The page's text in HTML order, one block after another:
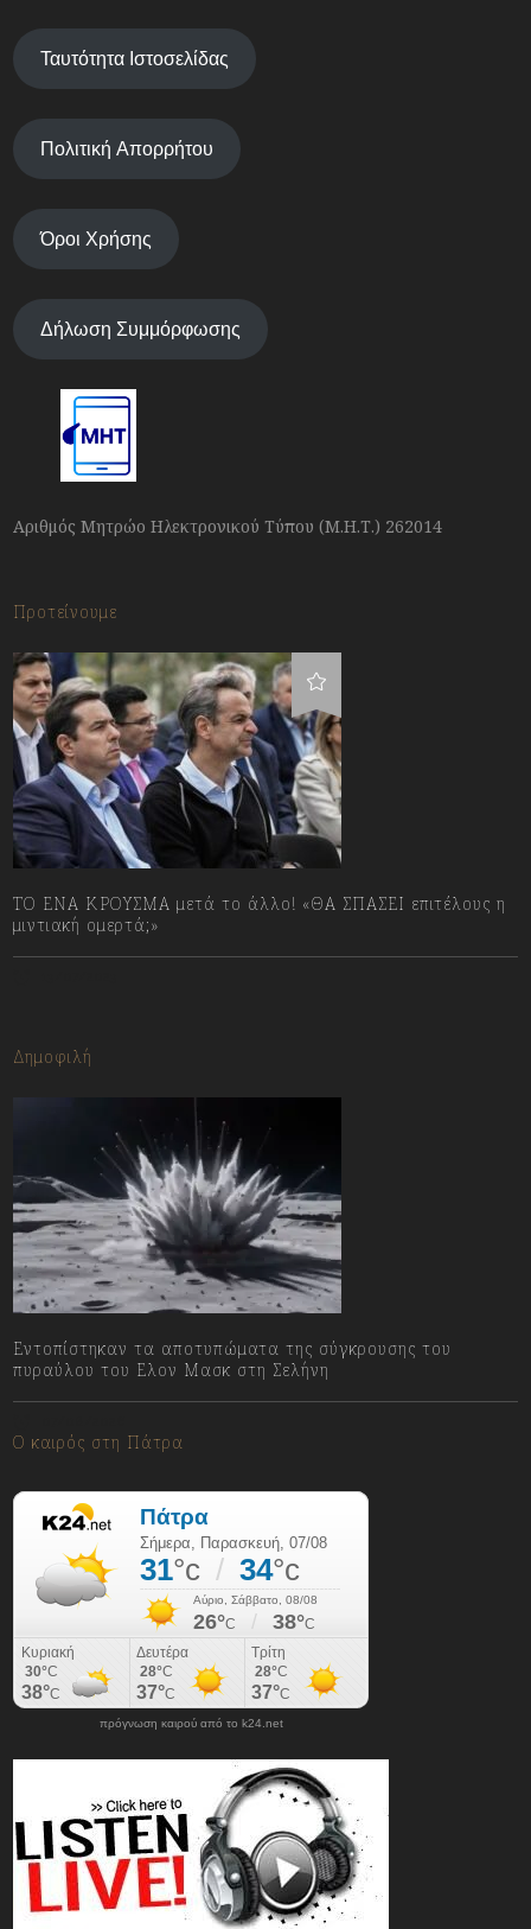
Ταυτότητα Ιστοσελίδας
Πολιτική Απορρήτου
Όροι Χρήσης
Δήλωση Συμμόρφωσης
Αριθμός Μητρώο Ηλεκτρονικού Τύπου (Μ.Η.Τ.) 262014
Προτείνουμε
ΤΟ ΕΝΑ ΚΡΟΥΣΜΑ μετά το άλλο! «ΘΑ ΣΠΑΣΕΙ επιτέλους η
μιντιακή ομερτά;»
Δημοφιλή
Εντοπίστηκαν τα αποτυπώματα της σύγκρουσης του
πυραύλου του Ελον Μασκ στη Σελήνη
Ο καιρός στη Πάτρα
πρόγνωση καιρού από το k24.net